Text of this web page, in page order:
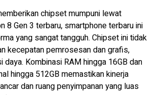
chipset mumpuni lewat
8 Gen 3 terbaru, smartphone terbaru ini
yang sangat tangguh. Chipset ini tidak
kecepatan pemrosesan dan grafis,
Kombinasi RAM hingga 16GB dan
hingga 512GB memastikan kinerja
dan ruang penyimpanan yang luas